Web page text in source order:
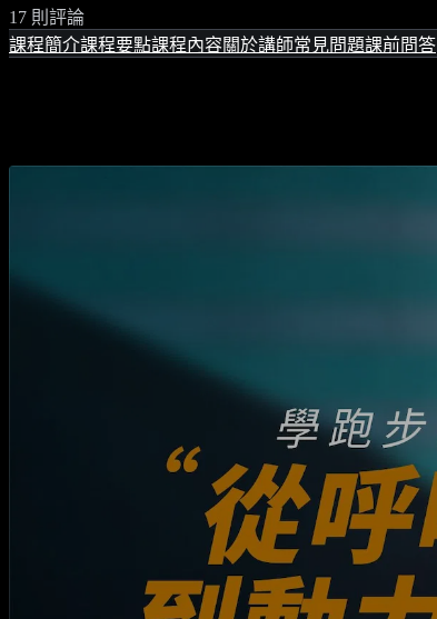
17 則評論
課程簡介課程要點課程內容關於講師常見問題課前問答